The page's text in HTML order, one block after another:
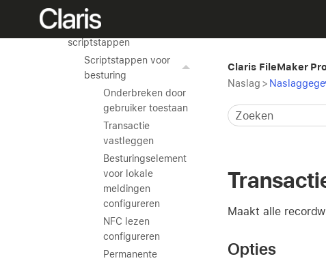
functies
Naslaggegevens voor
scriptstappen
Scriptstappen voor
besturing
Onderbreken door
gebruiker toestaan
Transactie
vastleggen
Besturingselement
voor lokale
meldingen
configureren
NFC lezen
configureren
Permanente
Claris FileMaker
Naslag >
Maakt alle
Opties